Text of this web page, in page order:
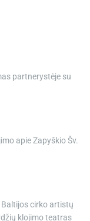
partnerystėje su
apie Zapyškio Šv.
cirko artistų
klojimo teatras